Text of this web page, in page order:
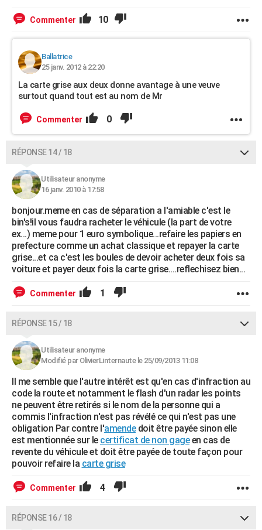
Commenter 10
Ballatrice
25 janv. 2012 à 22:20
La carte grise aux deux donne avantage à une veuve
surtout quand tout est au nom de Mr
Commenter 0
RÉPONSE 14 / 18
Utilisateur anonyme
16 janv. 2010 à 17:58
bonjour.meme en cas de séparation a l'amiable c'est le
bin's!il vous faudra racheter le véhicule (la part de votre
ex...) meme pour 1 euro symbolique...refaire les papiers en
prefecture comme un achat classique et repayer la carte
grise...et ca c'est les boules de devoir acheter deux fois sa
voiture et payer deux fois la carte grise....reflechisez bien...
Commenter 1
RÉPONSE 15 / 18
Utilisateur anonyme
Modifié par OlivierLinternaute le 25/09/2013 11:08
Il me semble que l'autre intérêt est qu'en cas d'infraction au
code la route et notamment le flash d'un radar les points
ne peuvent être retirés si le nom de la personne qui a
commis l'infraction n'est pas révélé ce qui n'est pas une
obligation Par contre l'amendedoit être payée sinon elle
est mentionnée sur le certificat de non gageen cas de
revente du véhicule et doit être payée de toute façon pour
pouvoir refaire la carte grise
Commenter 4
RÉPONSE 16 / 18